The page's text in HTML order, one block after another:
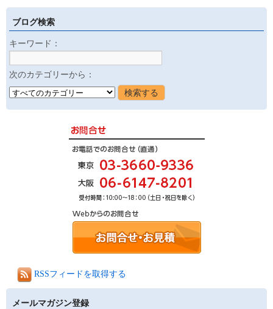
ブログ検索
キーワード：
次のカテゴリーから：
RSSフィードを取得する
メールマガジン登録